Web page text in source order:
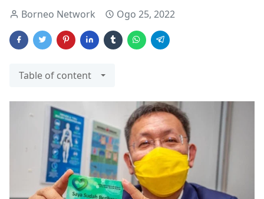
Borneo Network Ogo 25, 2022
Table of content